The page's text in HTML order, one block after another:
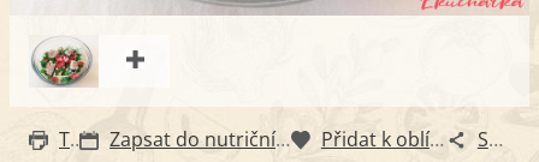
Tisk Zapsat do nutričního diáře Přidat k oblíbeným Sdílet